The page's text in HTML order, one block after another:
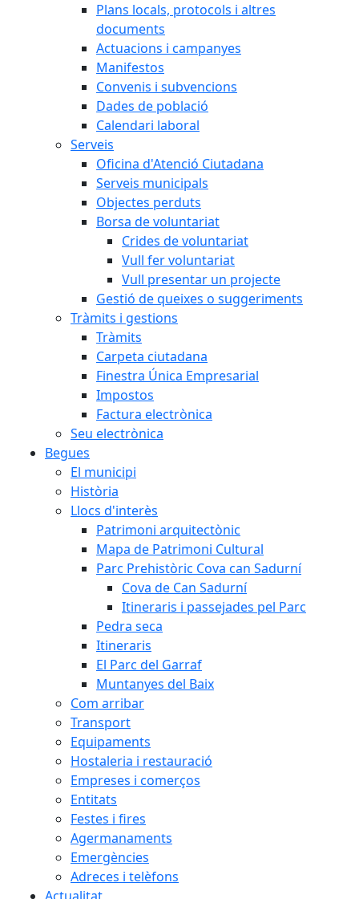
Plans locals, protocols i altres
documents
Actuacions i campanyes
Manifestos
Convenis i subvencions
Dades de població
Calendari laboral
Serveis
Oficina d'Atenció Ciutadana
Serveis municipals
Objectes perduts
Borsa de voluntariat
Crides de voluntariat
Vull fer voluntariat
Vull presentar un projecte
Gestió de queixes o suggeriments
Tràmits i gestions
Tràmits
Carpeta ciutadana
Finestra Única Empresarial
Impostos
Factura electrònica
Seu electrònica
Begues
El municipi
Història
Llocs d'interès
Patrimoni arquitectònic
Mapa de Patrimoni Cultural
Parc Prehistòric Cova can Sadurní
Cova de Can Sadurní
Itineraris i passejades pel Parc
Pedra seca
Itineraris
El Parc del Garraf
Muntanyes del Baix
Com arribar
Transport
Equipaments
Hostaleria i restauració
Empreses i comerços
Entitats
Festes i fires
Agermanaments
Emergències
Adreces i telèfons